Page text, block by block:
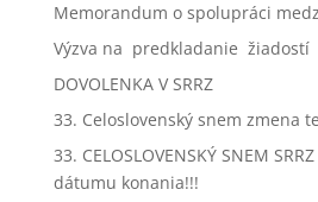
Memorandum o spolupráci medzi
Výzva na predkladanie žiadostí
DOVOLENKA V SRRZ
33. Celoslovenský snem zmena
33. CELOSLOVENSKÝ SNEM
dátumu konania!!!